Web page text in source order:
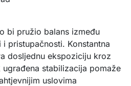
bi pružio balans između
pristupačnosti. Konstantna
dosljednu ekspoziciju kroz
stabilizacija pomaže
uslovima